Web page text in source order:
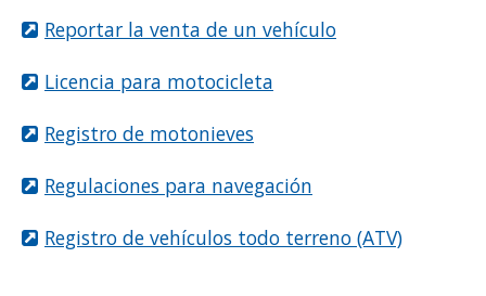
Reportar la venta de un vehículo
Licencia para motocicleta
Registro de motonieves
Regulaciones para navegación
Registro de vehículos todo terreno (ATV)